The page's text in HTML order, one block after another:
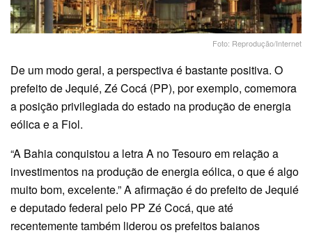
Foto: Reprodução/Internet
De um modo geral, a perspectiva é bastante positiva. O
prefeito de Jequié, Zé Cocá (PP), por exemplo, comemora
a posição privilegiada do estado na produção de energia
eólica e a Fiol.
“A Bahia conquistou a letra A no Tesouro em relação a
investimentos na produção de energia eólica, o que é algo
muito bom, excelente.” A afirmação é do prefeito de Jequié
e deputado federal pelo PP Zé Cocá, que até
recentemente também liderou os prefeitos baianos